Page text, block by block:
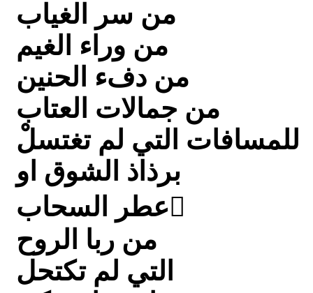
من سر الغياب
من وراء الغيم
من دفء الحنين
من جمالات العتاب
للمسافات التي لم تغتسلْ
برذاذ الشوق او
عطر السحاب ْ
من ربا الروح
التي لم تكتحل